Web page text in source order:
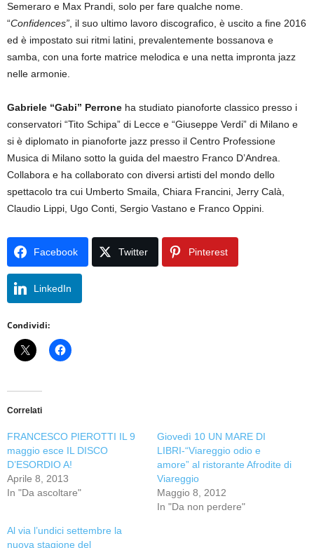
Semeraro e Max Prandi, solo per fare qualche nome.
“Confidences” , il suo ultimo lavoro discografico, è uscito a fine 2016
ed è impostato sui ritmi latini, prevalentemente bossanova e
samba, con una forte matrice melodica e una netta impronta jazz
nelle armonie.
Gabriele “Gabi” Perrone ha studiato pianoforte classico presso i
conservatori “Tito Schipa” di Lecce e “Giuseppe Verdi” di Milano e
si è diplomato in pianoforte jazz presso il Centro Professione
Musica di Milano sotto la guida del maestro Franco D’Andrea.
Collabora e ha collaborato con diversi artisti del mondo dello
spettacolo tra cui Umberto Smaila, Chiara Francini, Jerry Calà,
Claudio Lippi, Ugo Conti, Sergio Vastano e Franco Oppini.
Facebook Twitter Pinterest
LinkedIn
Condividi:
Correlati
FRANCESCO PIEROTTI IL 9
maggio esce IL DISCO
D’ESORDIO A!
Aprile 8, 2013
In "Da ascoltare"
Giovedì 10 UN MARE DI
LIBRI-“Viareggio odio e
amore” al ristorante Afrodite di
Viareggio
Maggio 8, 2012
In "Da non perdere"
Al via l’undici settembre la
nuova stagione del